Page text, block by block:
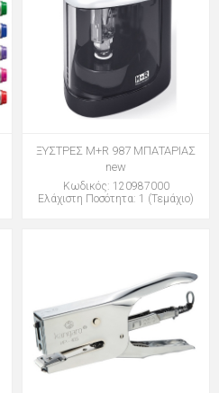
ΞΥΣΤΡΕΣ M+R 987 ΜΠΑΤΑΡΙΑΣ
new
Κωδικός: 120987000
Ελάχιστη Ποσότητα: 1 (Τεμάχιο)